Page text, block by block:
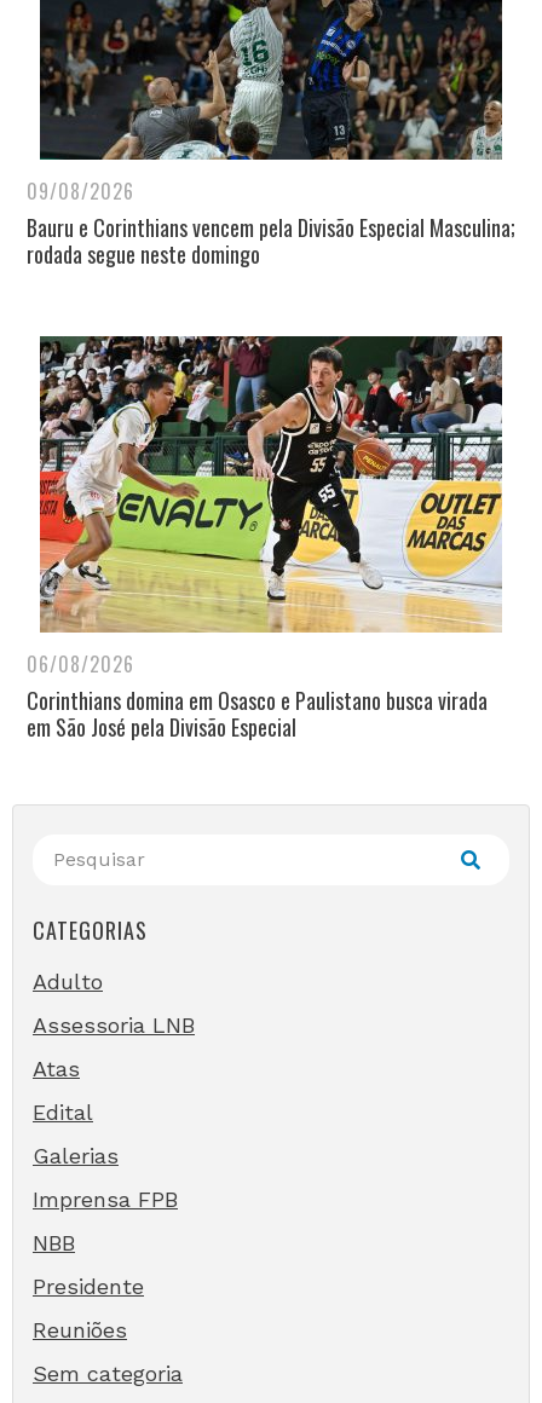
09/08/2026
Bauru e Corinthians vencem pela Divisão Especial Masculina;
rodada segue neste domingo
06/08/2026
Corinthians domina em Osasco e Paulistano busca virada
em São José pela Divisão Especial
CATEGORIAS
Adulto
Assessoria LNB
Atas
Edital
Galerias
Imprensa FPB
NBB
Presidente
Reuniões
Sem categoria